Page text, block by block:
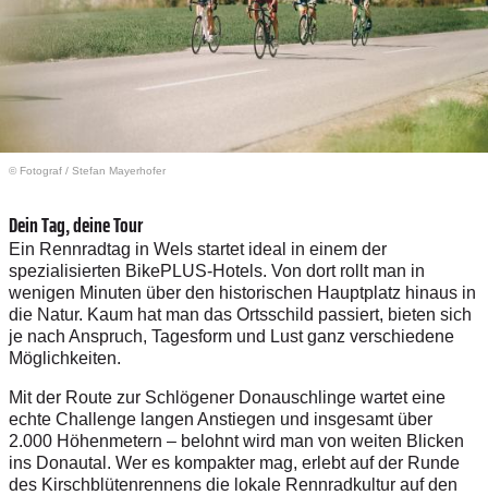
© Fotograf / Stefan Mayerhofer
Dein Tag, deine Tour
Ein Rennradtag in Wels startet ideal in einem der
spezialisierten BikePLUS-Hotels. Von dort rollt man in
wenigen Minuten über den historischen Hauptplatz hinaus in
die Natur. Kaum hat man das Ortsschild passiert, bieten sich
je nach Anspruch, Tagesform und Lust ganz verschiedene
Möglichkeiten.
Mit der Route zur Schlögener Donauschlinge wartet eine
echte Challenge langen Anstiegen und insgesamt über
2.000 Höhenmetern – belohnt wird man von weiten Blicken
ins Donautal. Wer es kompakter mag, erlebt auf der Runde
des Kirschblütenrennens die lokale Rennradkultur auf den